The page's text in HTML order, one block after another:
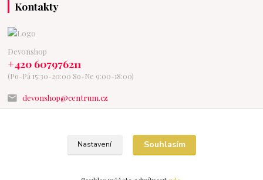
Kontakty
Devonshop
+420 607976211
(Po-Pá 15:30-20:00 So-Ne 9:00-18:00)
devonshop@centrum.cz
Nastavení Souhlasím